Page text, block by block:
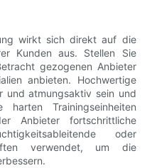
wirkt sich direkt auf die
Kunden aus. Stellen Sie
gezogenen Anbieter
anbieten. Hochwertige
und atmungsaktiv sein und
Trainingseinheiten
Anbieter fortschrittliche
oder
verwendet, um die